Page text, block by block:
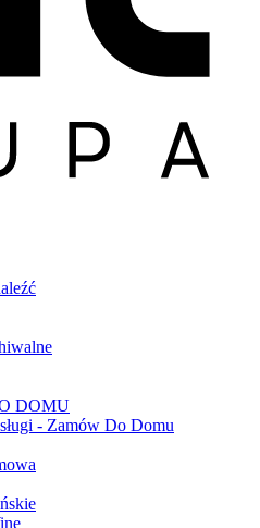
DOMU
- Zamów Do Domu